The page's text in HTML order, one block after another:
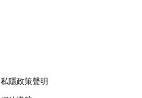
私隱政策聲明